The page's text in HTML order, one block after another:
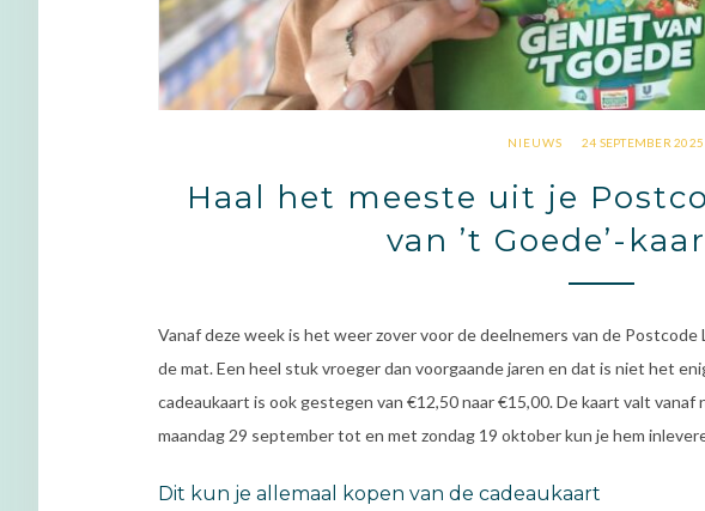
NIEUWS 24 SEPTEMBER 2025
Haal het meeste uit je
van ’t Goede’-
Vanaf deze week is het weer zover voor de deelnemers van de
de mat. Een heel stuk vroeger dan voorgaande jaren en dat is niet het
cadeaukaart is ook gestegen van €12,50 naar €15,00. De kaart valt vanaf
maandag 29 september tot en met zondag 19 oktober kun je hem
Dit kun je allemaal kopen van de cadeaukaart